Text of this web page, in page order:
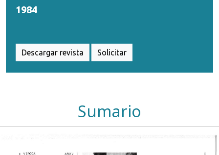
1984
Descargar revista Solicitar
Sumario